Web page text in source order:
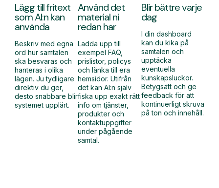
Lägg till fritext
som AI:n kan
använda
Beskriv med egna
ord hur samtalen
ska besvaras och
hanteras i olika
lägen. Ju tydligare
direktiv du ger,
desto snabbare blir
systemet upplärt.
Använd det
material ni
redan har
Ladda upp till
exempel FAQ,
prislistor, policys
och länka till era
hemsidor. Utifrån
det kan AI:n själv
fiska upp exakt rätt
info om tjänster,
produkter och
kontaktuppgifter
under pågående
samtal.
Blir bättre varje
dag
I din dashboard
kan du kika på
samtalen och
upptäcka
eventuella
kunskapsluckor.
Betygsätt och ge
feedback för att
kontinuerligt skruva
på ton och innehåll.